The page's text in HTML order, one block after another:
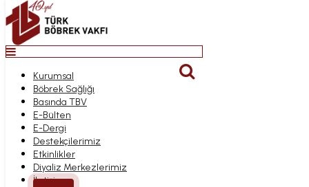
Top
Anasayfa
Kurumsal
Bağış
Böbrek Sağlığı
Basında TBV
E-Bülten
E-Dergi
Destekçilerimiz
Etkinlikler
Diyaliz Merkezlerimiz
İletişim
Kurumsal
Böbrek Sağlığı
Basında TBV
E-Bülten
E-Dergi
Destekçilerimiz
Etkinlikler
Diyaliz Merkezlerimiz
İletişim
BÖBREK
TAŞLARINDA TEDAVI
YÖNTEMLERI